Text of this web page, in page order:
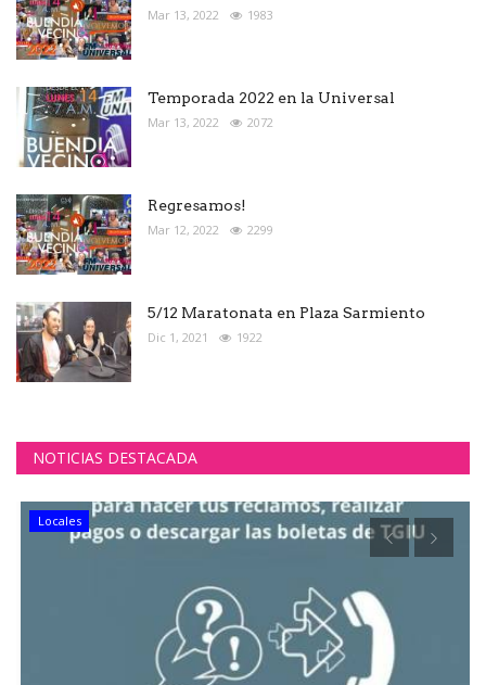
Mar 13, 2022 1983
Temporada 2022 en la Universal
Mar 13, 2022 2072
Regresamos!
Mar 12, 2022 2299
5/12 Maratonata en Plaza Sarmiento
Dic 1, 2021 1922
NOTICIAS DESTACADA
Locales